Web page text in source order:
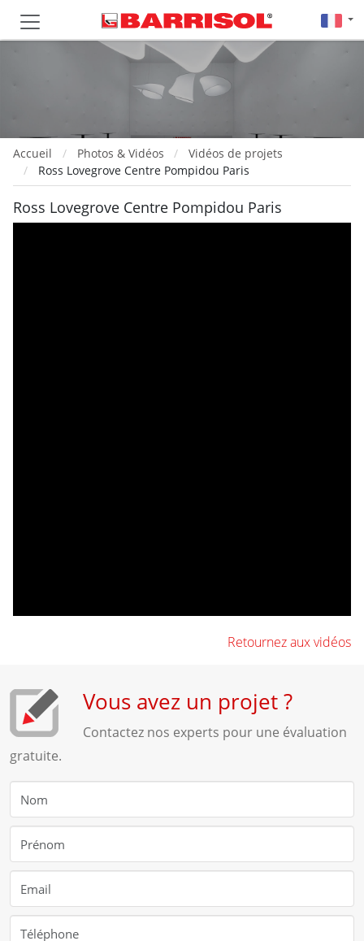
Accueil Photos & Vidéos
Vidéos de projets
Ross Lovegrove Centre Pompidou Paris
Ross Lovegrove Centre Pompidou Paris
Retournez aux vidéos
Vous avez un projet ?
Contactez nos experts pour une évaluation
gratuite.